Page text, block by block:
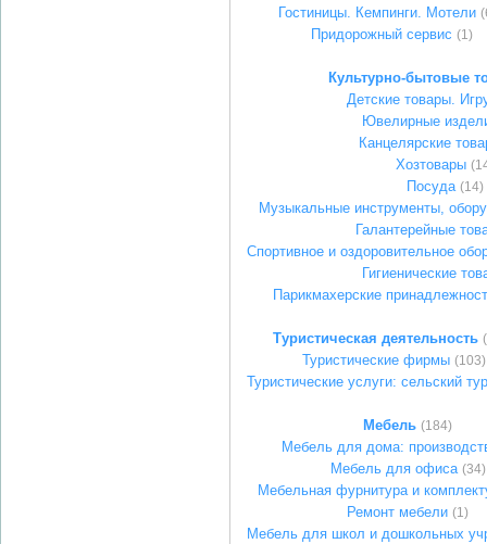
Гостиницы. Кемпинги. Мотели
Придорожный сервис (1)
Культурно-бытовые
Детские товары.
Ювелирные
Канцелярские
Хозтовары
Посуда (14)
Музыкальные инструменты,
Галантерейные
Спортивное и оздоровительное
Гигиенические
Парикмахерские
Туристическая деятельность
Туристические фирмы (103)
Туристические услуги: сельский
Мебель (184)
Мебель для дома:
Мебель для офиса (34)
Мебельная фурнитура и
Ремонт мебели (1)
Мебель для школ и дошкольных